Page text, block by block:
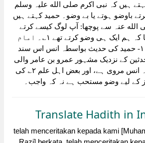
ہیں کہ نبی اکرم صلی الله علیہ وسلم
باوضو ہوتے یا بے وضو۔ حمید کہتے ہیں
عنہ سے پوچھا: آپ لوگ کیسے کرتے
تھے؟ تو انہوں نے کہا کہ ہم ایک ہی وضو کرتے تھے ۱؎۔ امام
ترمذی کہتے ہیں: ۱- حمید کی حدیث بواسطہ انس اس سند
کے نزدیک مشہور عمرو بن عامر والی
حدیث ہے جو بواسطہ انس مروی ہے، اور بعض اہل علم ۲؎ کی
کے لیے وضو مستحب ہے نہ کہ واجب۔
Translate Hadith in
telah menceritakan kepada kami